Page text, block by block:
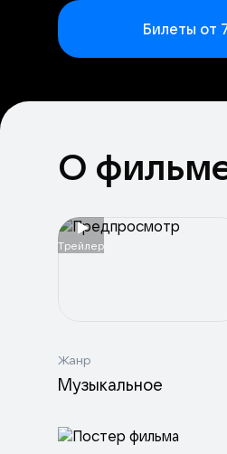
Билеты от
О
Tрейлер
Жанр
Музыкальное